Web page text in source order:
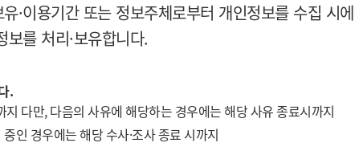
·이용기간 또는 정보주체로부터 개인정보를 수집 시
를 처리·보유합니다.
.
다만, 다음의 사유에 해당하는 경우에는 해당 사유 종료시까지
인 경우에는 해당 수사·조사 종료 시까지